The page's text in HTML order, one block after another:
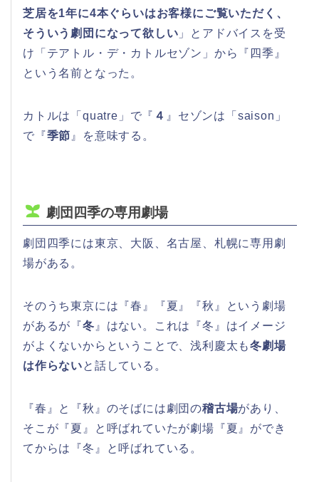
芝居を1年に4本ぐらいはお客様にご覧いただく、
そういう劇団になって欲しい 」とアドバイスを受
け「テアトル・デ・カトルセゾン」から『四季』
という名前となった。
カトルは「quatre」で『 ４ 』セゾンは「saison」
で『季節 』を意味する。
劇団四季の専用劇場
劇団四季には東京、大阪、名古屋、札幌に専用劇
場がある。
そのうち東京には『春』『夏』『秋』という劇場
があるが『冬 』はない。これは『冬』はイメージ
がよくないからということで、浅利慶太も冬劇場
は作らないと話している。
『春』と『秋』のそばには劇団の稽古場があり、
そこが『夏』と呼ばれていたが劇場『夏』ができ
てからは『冬』と呼ばれている。